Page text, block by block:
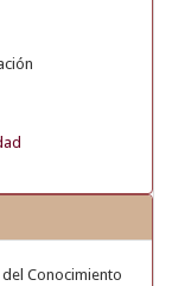
Conocimiento